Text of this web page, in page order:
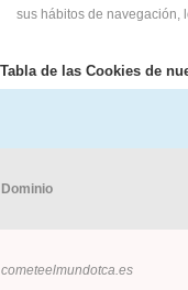
sus hábitos de navegación,
Tabla de las Cookies de
Dominio
cometeelmundotca.es